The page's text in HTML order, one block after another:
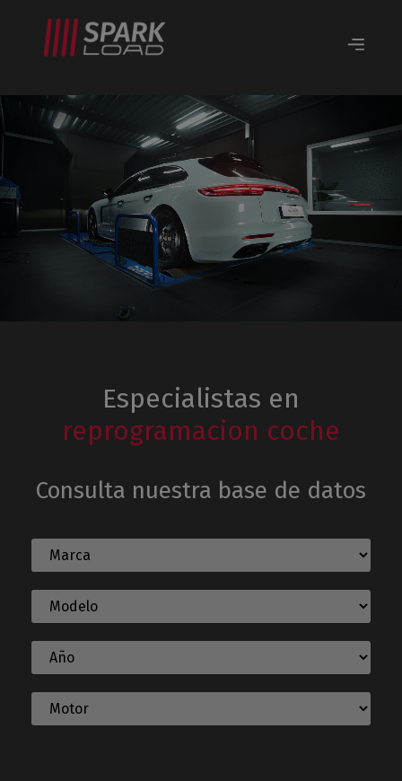
Especialistas en
reprogramacion coche
Consulta nuestra base de datos